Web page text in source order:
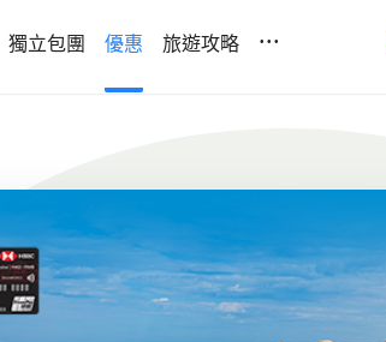
獨立包團 優惠 旅遊攻略 ...